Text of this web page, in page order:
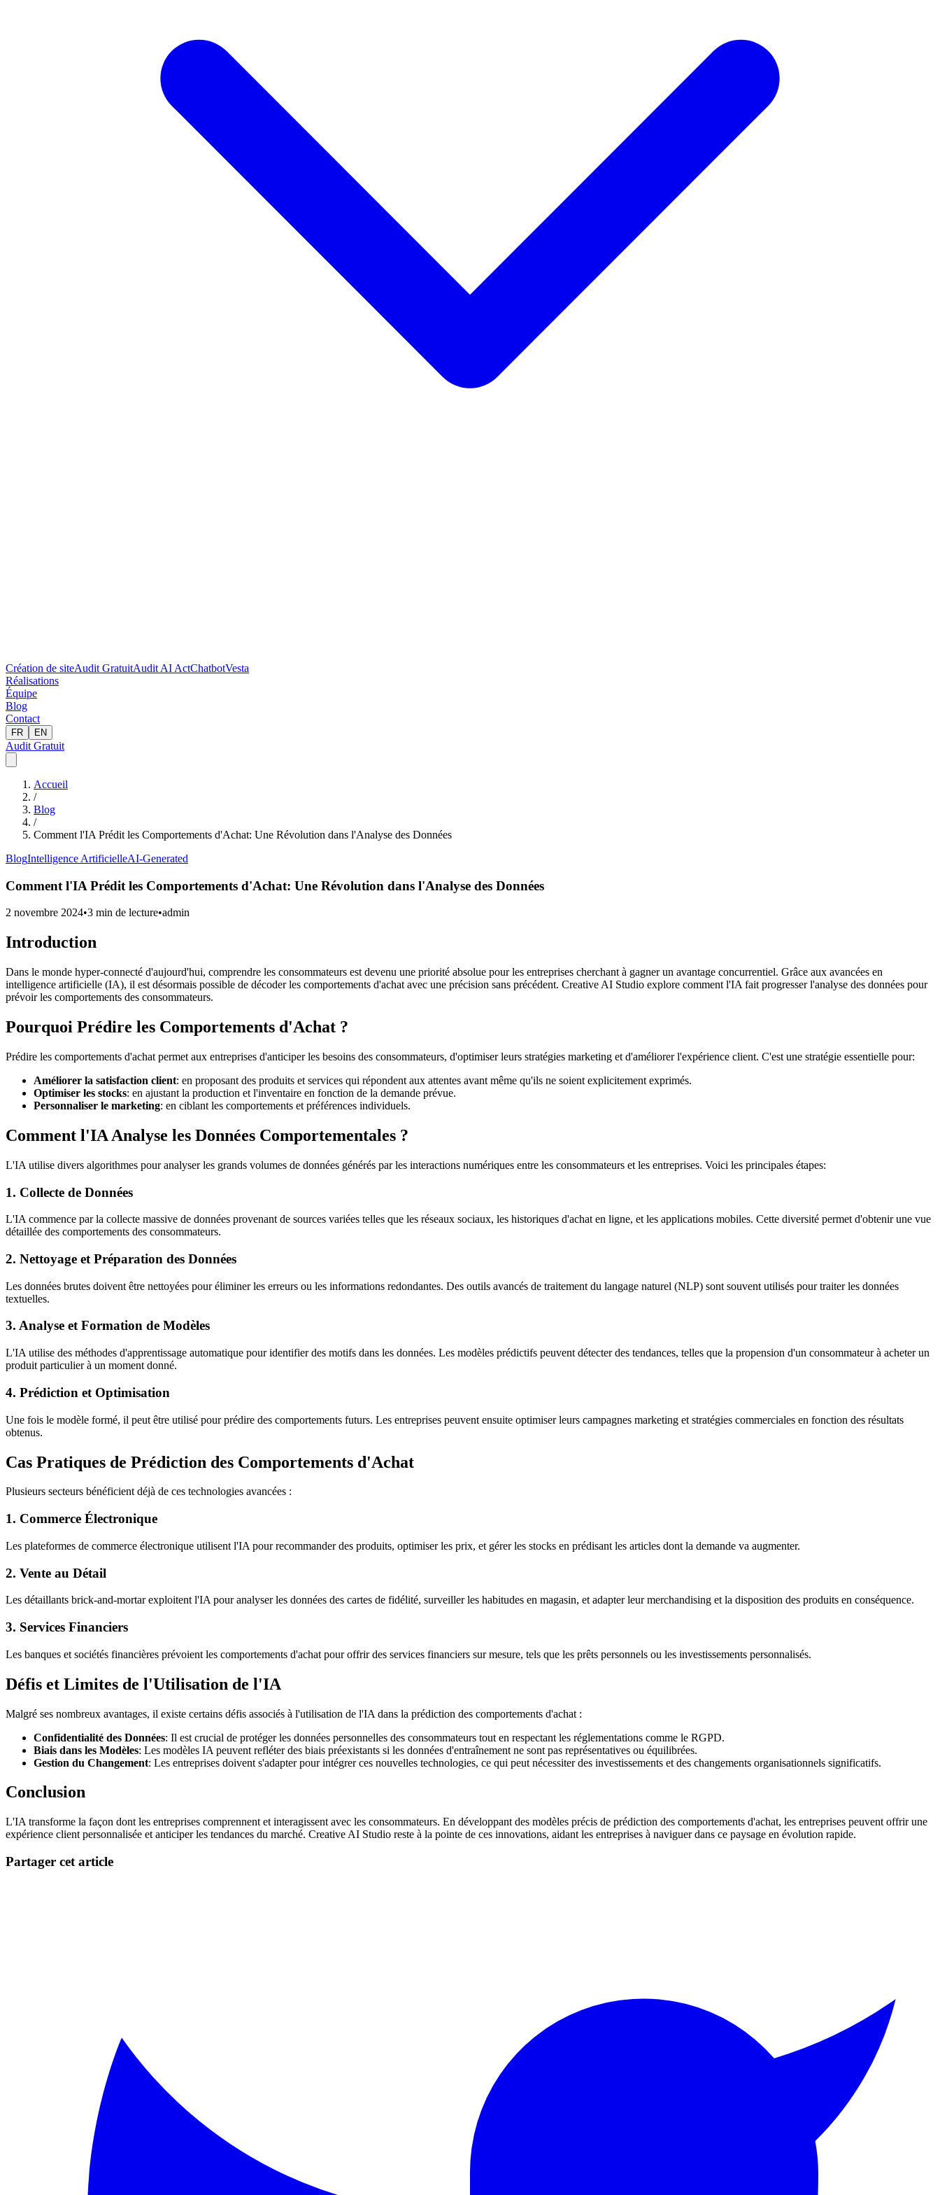
Création de siteAudit GratuitAudit AI ActChatbotVesta
Réalisations
Équipe
Blog
Contact
FR EN
Audit Gratuit
Accueil
/
Blog
/
Comment l'IA Prédit les Comportements d'Achat: Une Révolution dans l'Analyse des Données
BlogIntelligence ArtificielleAI-Generated
Comment l'IA Prédit les Comportements d'Achat: Une Révolution dans l'Analyse des Données
2 novembre 2024•3 min de lecture•admin
Introduction
Dans le monde hyper-connecté d'aujourd'hui, comprendre les consommateurs est devenu une priorité absolue pour les entreprises cherchant à gagner un avantage concurrentiel. Grâce aux avancées en
intelligence artificielle (IA), il est désormais possible de décoder les comportements d'achat avec une précision sans précédent. Creative AI Studio explore comment l'IA fait progresser l'analyse des données pour
prévoir les comportements des consommateurs.
Pourquoi Prédire les Comportements d'Achat ?
Prédire les comportements d'achat permet aux entreprises d'anticiper les besoins des consommateurs, d'optimiser leurs stratégies marketing et d'améliorer l'expérience client. C'est une stratégie essentielle pour:
Améliorer la satisfaction client: en proposant des produits et services qui répondent aux attentes avant même qu'ils ne soient explicitement exprimés.
Optimiser les stocks: en ajustant la production et l'inventaire en fonction de la demande prévue.
Personnaliser le marketing: en ciblant les comportements et préférences individuels.
Comment l'IA Analyse les Données Comportementales ?
L'IA utilise divers algorithmes pour analyser les grands volumes de données générés par les interactions numériques entre les consommateurs et les entreprises. Voici les principales étapes:
1. Collecte de Données
L'IA commence par la collecte massive de données provenant de sources variées telles que les réseaux sociaux, les historiques d'achat en ligne, et les applications mobiles. Cette diversité permet d'obtenir une vue
détaillée des comportements des consommateurs.
2. Nettoyage et Préparation des Données
Les données brutes doivent être nettoyées pour éliminer les erreurs ou les informations redondantes. Des outils avancés de traitement du langage naturel (NLP) sont souvent utilisés pour traiter les données
textuelles.
3. Analyse et Formation de Modèles
L'IA utilise des méthodes d'apprentissage automatique pour identifier des motifs dans les données. Les modèles prédictifs peuvent détecter des tendances, telles que la propension d'un consommateur à acheter un
produit particulier à un moment donné.
4. Prédiction et Optimisation
Une fois le modèle formé, il peut être utilisé pour prédire des comportements futurs. Les entreprises peuvent ensuite optimiser leurs campagnes marketing et stratégies commerciales en fonction des résultats
obtenus.
Cas Pratiques de Prédiction des Comportements d'Achat
Plusieurs secteurs bénéficient déjà de ces technologies avancées :
1. Commerce Électronique
Les plateformes de commerce électronique utilisent l'IA pour recommander des produits, optimiser les prix, et gérer les stocks en prédisant les articles dont la demande va augmenter.
2. Vente au Détail
Les détaillants brick-and-mortar exploitent l'IA pour analyser les données des cartes de fidélité, surveiller les habitudes en magasin, et adapter leur merchandising et la disposition des produits en conséquence.
3. Services Financiers
Les banques et sociétés financières prévoient les comportements d'achat pour offrir des services financiers sur mesure, tels que les prêts personnels ou les investissements personnalisés.
Défis et Limites de l'Utilisation de l'IA
Malgré ses nombreux avantages, il existe certains défis associés à l'utilisation de l'IA dans la prédiction des comportements d'achat :
Confidentialité des Données: Il est crucial de protéger les données personnelles des consommateurs tout en respectant les réglementations comme le RGPD.
Biais dans les Modèles: Les modèles IA peuvent refléter des biais préexistants si les données d'entraînement ne sont pas représentatives ou équilibrées.
Gestion du Changement: Les entreprises doivent s'adapter pour intégrer ces nouvelles technologies, ce qui peut nécessiter des investissements et des changements organisationnels significatifs.
Conclusion
L'IA transforme la façon dont les entreprises comprennent et interagissent avec les consommateurs. En développant des modèles précis de prédiction des comportements d'achat, les entreprises peuvent offrir une
expérience client personnalisée et anticiper les tendances du marché. Creative AI Studio reste à la pointe de ces innovations, aidant les entreprises à naviguer dans ce paysage en évolution rapide.
Partager cet article